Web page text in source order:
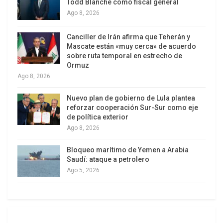
común, impidiendo en la práctica que cualquier
relato distinto pudiera florecer y generar
alternativas. No por nada el lema publicitario de la
entonces primera ministra de Inglaterra, ideología
difundida por los medios masivos como verdad
revelada fue “No hay alternativa”.
Sin embargo, la reacción de los pueblos fue
poderosa. La primera década del siglo XXI
despertó con fuerza sueños que parecían
vez más, por el impulso neocolonial del Norte
Todd Blanche como fiscal general
Ago 8, 2026
Canciller de Irán afirma que Teherán y
Mascate están «muy cerca» de acuerdo
sobre ruta temporal en estrecho de
Ormuz
Ago 8, 2026
Nuevo plan de gobierno de Lula plantea
reforzar cooperación Sur-Sur como eje
de política exterior
Ago 8, 2026
Bloqueo marítimo de Yemen a Arabia
Saudí: ataque a petrolero
Ago 5, 2026